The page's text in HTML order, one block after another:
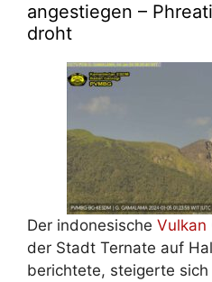
angestiegen –
droht
Der indonesische Vulkan
der Stadt Ternate auf
berichtete, steigerte